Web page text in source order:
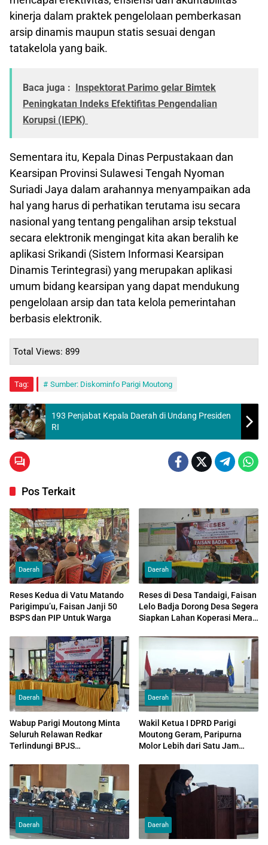
kinerja dalam praktek pengelolaan pemberkasan
arsip dinamis maupun statis sesuai dengan
tatakelola yang baik.
Baca juga :
Inspektorat Parimo gelar Bimtek
Peningkatan Indeks Efektifitas Pengendalian
Korupsi (IEPK)
Sementara itu, Kepala Dinas Perpustakaan dan
Kearsipan Provinsi Sulawesi Tengah Nyoman
Suriadi Jaya dalam arahannya menyampaikan ada
hal yang harus di perhatikan terutama isu secara
nasional yang tentang pengalihan arsip tekstual
secara elektronik mengingat kita akan beralih ke
aplikasi Srikandi (Sistem Informasi Kearsipan
Dinamis Terintegrasi) yang merupakan aplikasi
umum bidang kearsipan yang dapat mendukung
pengelolaan arsip dan tata kelola pemerintahan
berbasis elektronik.
Total Views: 899
Tag: Sumber: Diskominfo Parigi Moutong
193 Penjabat Kepala Daerah di Undang Presiden
RI
Pos Terkait
Daerah
Reses Kedua di Vatu Matando
Parigimpu’u, Faisan Janji 50
BSPS dan PIP Untuk Warga
Daerah
Reses di Desa Tandaigi, Faisan
Lelo Badja Dorong Desa Segera
Siapkan Lahan Koperasi Merah
Daerah
Wabup Parigi Moutong Minta
Seluruh Relawan Redkar
Terlindungi BPJS
Utamakan Pelayanan
Masyarakat
Daerah
Wakil Ketua I DPRD Parigi
Moutong Geram, Paripurna
Molor Lebih dari Satu Jam
Anggota
Daerah Daerah